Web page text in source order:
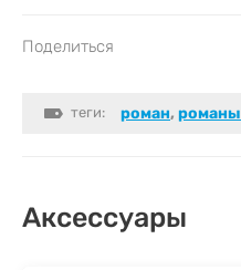
Поделиться
теги: роман, романы
Аксессуары